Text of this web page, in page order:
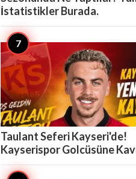
İstatistikler Burada.
Taulant Seferi Kayseri'de!
Kayserispor Golcüsüne